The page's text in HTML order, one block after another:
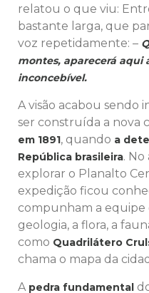
relatou o que viu:
bastante larga, que
voz repetidamente: –
montes, aparecerá aqui
inconcebível.
A visão acabou
ser construída a nova
em 1891, quando a
República brasileira.
explorar o Planalto
expedição ficou
compunham a equipe
geologia, a flora, a
como Quadrilátero
chama o mapa da
A pedra fundamental